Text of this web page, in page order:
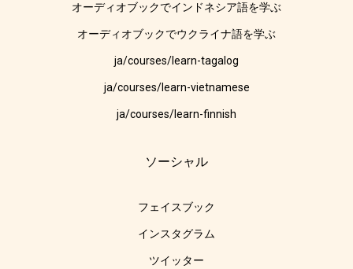
オーディオブックでインドネシア語を学ぶ
オーディオブックでウクライナ語を学ぶ
ja/courses/learn-tagalog
ja/courses/learn-vietnamese
ja/courses/learn-finnish
ソーシャル
フェイスブック
インスタグラム
ツイッター